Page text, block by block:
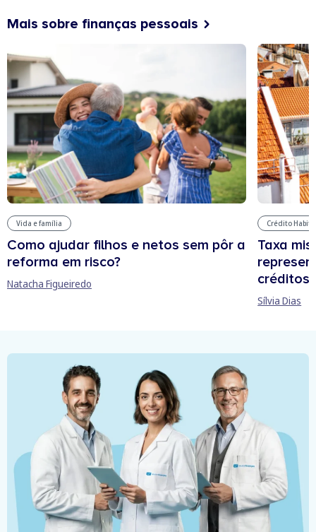
Mais sobre finanças pessoais
Vida e família
Como ajudar filhos e netos sem pôr a
reforma em risco?
Natacha Figueiredo
Crédito
Taxa
créditos
Sílvia Dias